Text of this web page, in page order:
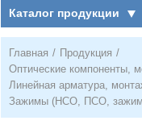
Каталог продукции
Главная / Продукция /
Оптические компоненты,
Линейная арматура,
Зажимы (НСО, ПСО,